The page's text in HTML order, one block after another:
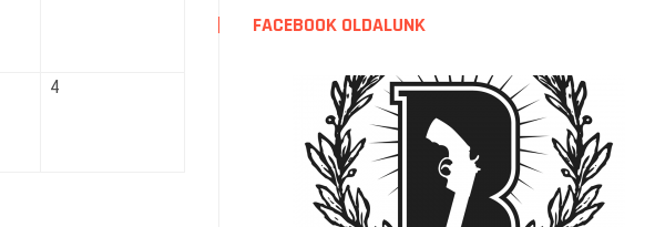
4
FACEBOOK OLDALUNK